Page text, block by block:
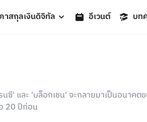
าสกุลเงินดิจิทัล อีเวนต์ บท
ซี' และ 'บล็อกเชน' จะกลายมาเป็นอนาคต
20 ปีก่อน